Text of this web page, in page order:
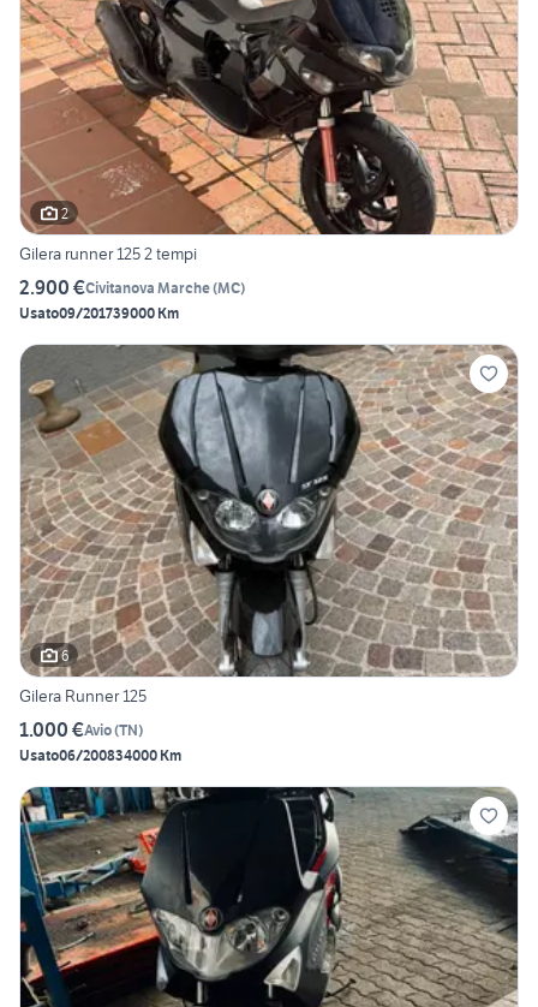
2
Gilera runner 125 2 tempi
2.900 €Civitanova Marche(MC)
Usato09/201739000 Km
6
Gilera Runner 125
1.000 €Avio(TN)
Usato06/200834000 Km